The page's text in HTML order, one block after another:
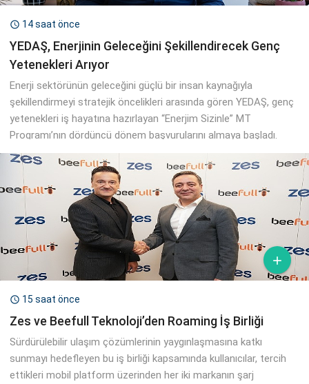
 14 saat önce
YEDAŞ, Enerjinin Geleceğini Şekillendirecek Genç
Yetenekleri Arıyor
Enerji sektörünün geleceğini güçlü bir insan kaynağıyla
şekillendirmeyi stratejik öncelikleri arasında gören YEDAŞ, genç
yetenekleri iş hayatına hazırlayan “Enerjim Sizinle” MT
Programı’nın dördüncü dönem başvurularını almaya başladı.

 15 saat önce
Zes ve Beefull Teknoloji’den Roaming İş Birliği
Sürdürülebilir ulaşım çözümlerinin yaygınlaşmasına katkı
sunmayı hedefleyen bu iş birliği kapsamında kullanıcılar, tercih
ettikleri mobil platform üzerinden her iki markanın şarj